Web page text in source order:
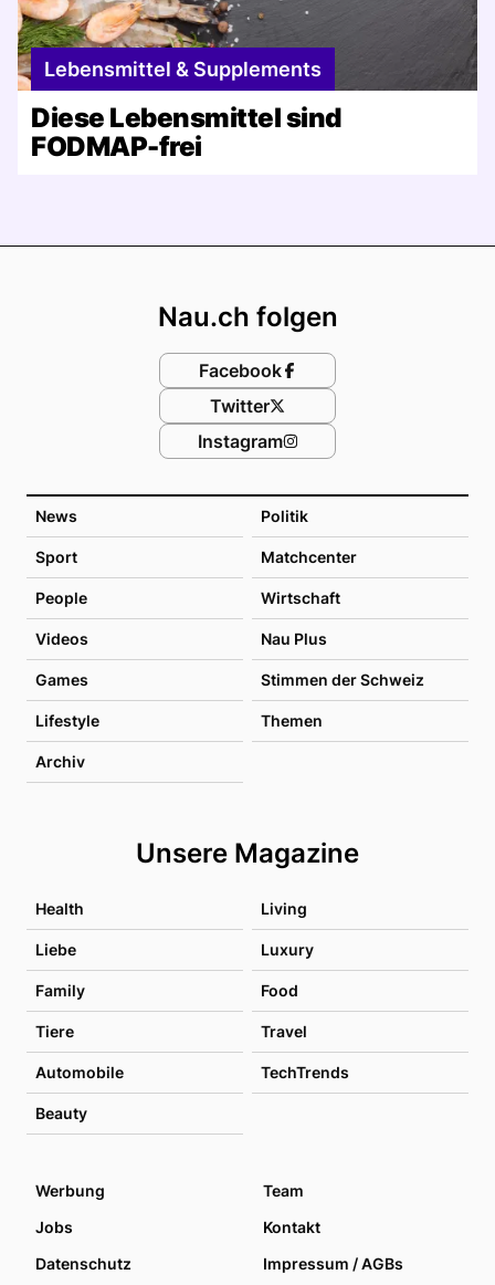
Lebensmittel & Supplements
Diese Lebensmittel sind
FODMAP-frei
News Politik
Sport Matchcenter
People Wirtschaft
Videos Nau Plus
Games Stimmen der Schweiz
Lifestyle Themen
Archiv
Unsere Magazine
Health Living
Liebe Luxury
Family Food
Tiere Travel
Automobile TechTrends
Beauty
Nau.ch folgen
Facebook
Twitter
Instagram
Werbung
Team
Jobs
Kontakt
Datenschutz
Impressum / AGBs